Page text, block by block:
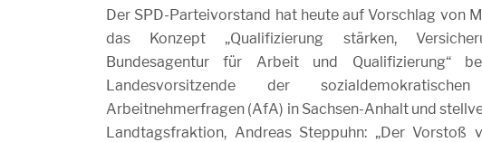
Der SPD-Parteivorstand hat heute auf Vorschlag von
das Konzept „Qualifizierung stärken,
Bundesagentur für Arbeit und Qualifizierung“
Landesvorsitzende der
Arbeitnehmerfragen (AfA) in Sachsen-Anhalt und
Landtagsfraktion, Andreas Steppuhn: „Der Vorstoß